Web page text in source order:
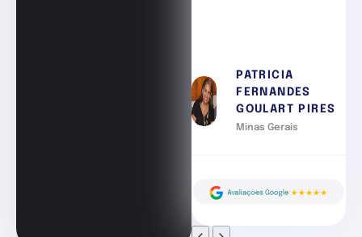
PATRICIA
FERNANDES
GOULART PIRES
Minas Gerais